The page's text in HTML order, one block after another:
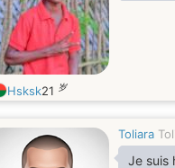
Hsksk21 岁
Toliara
Je suis